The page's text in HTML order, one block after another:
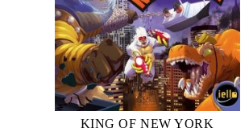
KING OF NEW YORK